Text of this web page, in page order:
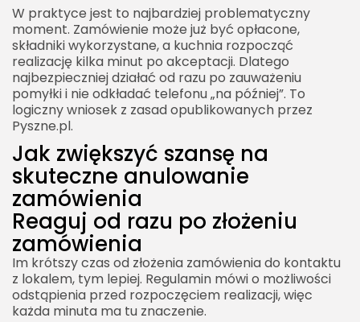
W praktyce jest to najbardziej problematyczny
moment. Zamówienie może już być opłacone,
składniki wykorzystane, a kuchnia rozpocząć
realizację kilka minut po akceptacji. Dlatego
najbezpieczniej działać od razu po zauważeniu
pomyłki i nie odkładać telefonu „na później”. To
logiczny wniosek z zasad opublikowanych przez
Pyszne.pl.
Jak zwiększyć szansę na
skuteczne anulowanie
zamówienia
Reaguj od razu po złożeniu
zamówienia
Im krótszy czas od złożenia zamówienia do kontaktu
z lokalem, tym lepiej. Regulamin mówi o możliwości
odstąpienia przed rozpoczęciem realizacji, więc
każda minuta ma tu znaczenie.